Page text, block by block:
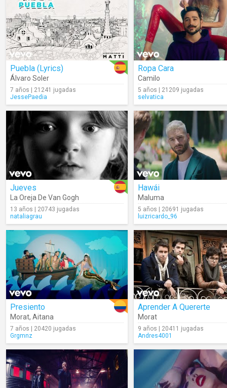
Puebla (Lyrics)
Álvaro Soler
7 años | 21241 jugadas
JessePaedia
Ropa Cara
Camilo
5 años | 21209 jugadas
selvatica
Jueves
La Oreja De Van Gogh
13 años | 20743 jugadas
nataliagrau
Hawái
Maluma
5 años | 20691 jugadas
luizricardo_96
Presiento
Morat, Aitana
7 años | 20420 jugadas
Grgmnz
Aprender A Quererte
Morat
9 años | 20411 jugadas
Andres4001